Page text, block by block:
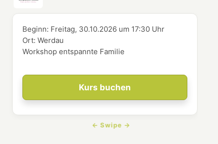
Kurs buchen
Beginn: Freitag, 30.10.2026 um 17:30 Uhr
Ort:Werdau
Workshop entspannte Familie